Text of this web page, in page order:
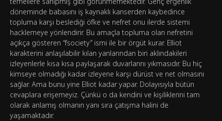
döneminde babasını iş kaynaklı kanserden kaybedince
topluma karşı beslediği öfke ve nefret onu ilerde sistemi
hacklemeye yönlendirir. Bu amaçla topluma olan nefretini
açıkça gösteren “fsociety” ismi ile bir örgüt kurar. Elliot
karakterini anlaşılabilir kılan yanlarından biri aklındakileri
izleyenlerle kısa kısa paylaşarak duvarlarını yıkmasıdır. Bu hiç
kimseye olmadığı kadar izleyene karşı dürüst ve net olmasını
sağlar. Ama bunu yine Elliot kadar yapar. Dolayısıyla bütün
cevaplara erişemeyiz. Çünkü o da kendini ve kişiliklerini tam
olarak anlamış olmanın yanı sıra çatışma halini de
yaşamaktadır.